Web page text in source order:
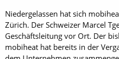
Niedergelassen hat sich
Zürich. Der ­Schweizer Marcel
Geschäftsleitung vor Ort. Der
mobiheat hat bereits in der